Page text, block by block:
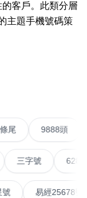
十
搜尋
客戶。此類分層
主題手機號碼策
四條尾 9888頭
三字號 6288頭
全吉星號 易經